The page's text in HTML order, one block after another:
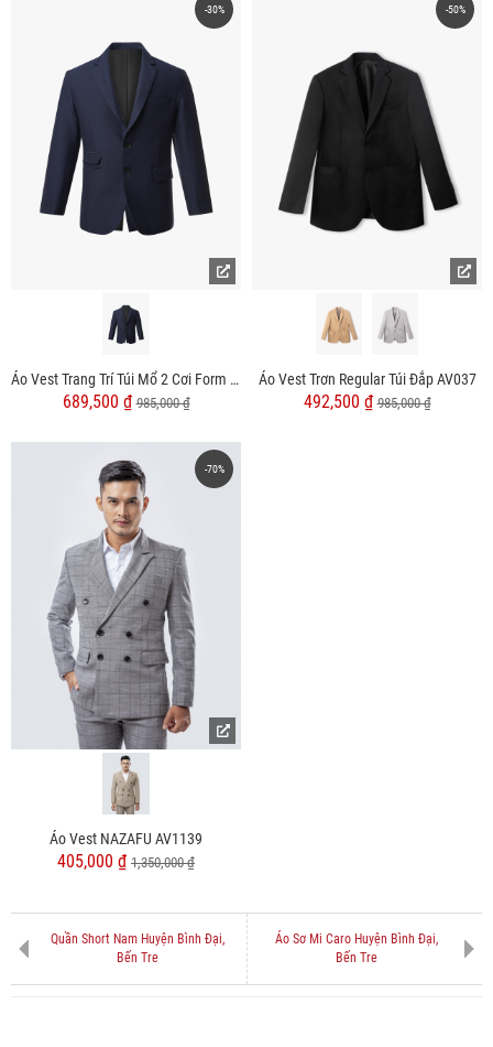
-30%
Áo Vest Trang Trí Túi Mổ 2 Cơi Form Slimfit AV034
689,500 ₫985,000 ₫
-50%
Áo Vest Trơn Regular Túi Đắp AV037
492,500 ₫985,000 ₫
-70%
Áo Vest NAZAFU AV1139
405,000 ₫ 1,350,000 ₫
Quần Short Nam Huyện Bình Đại,
Bến Tre
Áo Sơ Mi Caro Huyện Bình Đại,
Bến Tre